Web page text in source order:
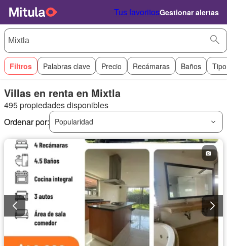
Tus favoritosGestionar alertas
Filtros Palabras clave Precio Recámaras Baños
Villas en renta en Mixtla
495 propiedades disponibles
Ordenar por:
Popularidad